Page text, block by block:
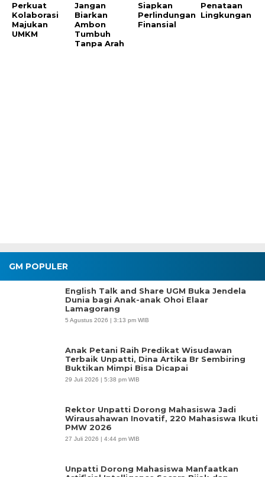
Perkuat
Kolaborasi
Majukan
UMKM
Jangan
Biarkan
Ambon
Tumbuh
Tanpa Arah
Siapkan
Perlindungan
Finansial
Penataan
Lingkungan
GM POPULER
English Talk and Share UGM Buka Jendela
Dunia bagi Anak-anak Ohoi Elaar
Lamagorang
5 Agustus 2026 | 3:13 pm WIB
Anak Petani Raih Predikat Wisudawan
Terbaik Unpatti, Dina Artika Br Sembiring
Buktikan Mimpi Bisa Dicapai
29 Juli 2026 | 5:38 pm WIB
Rektor Unpatti Dorong Mahasiswa Jadi
Wirausahawan Inovatif, 220 Mahasiswa Ikuti
PMW 2026
27 Juli 2026 | 4:44 pm WIB
Unpatti Dorong Mahasiswa Manfaatkan